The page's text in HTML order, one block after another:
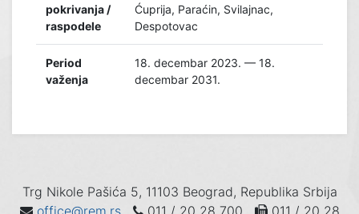
pokrivanja /
raspodele
Ćuprija, Paraćin, Svilajnac,
Despotovac
Period
važenja
18. decembar 2023. — 18.
decembar 2031.
Trg Nikole Pašića 5, 11103 Beograd, Republika Srbija
office@rem.rs
011 / 20 28 700 011 / 20 28